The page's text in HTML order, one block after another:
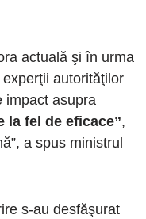
actuală şi în urma
autorităţilor
impact asupra
la fel de eficace”,
a spus ministrul
s-au desfăşurat